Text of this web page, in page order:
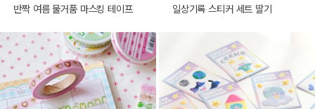
반짝 여름 물거품 마스킹 테이프 일상기록 스티커 세트 딸기